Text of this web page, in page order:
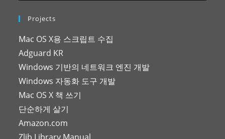
Projects
Mac OS X용 스크립트 수집
Adguard KR
Windows 기반의 네트워크 엔진 개발
Windows 자동화 도구 개발
Mac OS X 책 쓰기
단순하게 살기
Amazon.com